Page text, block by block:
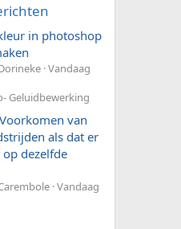
in photoshop
Vandaag
Geluidbewerking
Voorkomen van
als dat er
dezelfde
Vandaag